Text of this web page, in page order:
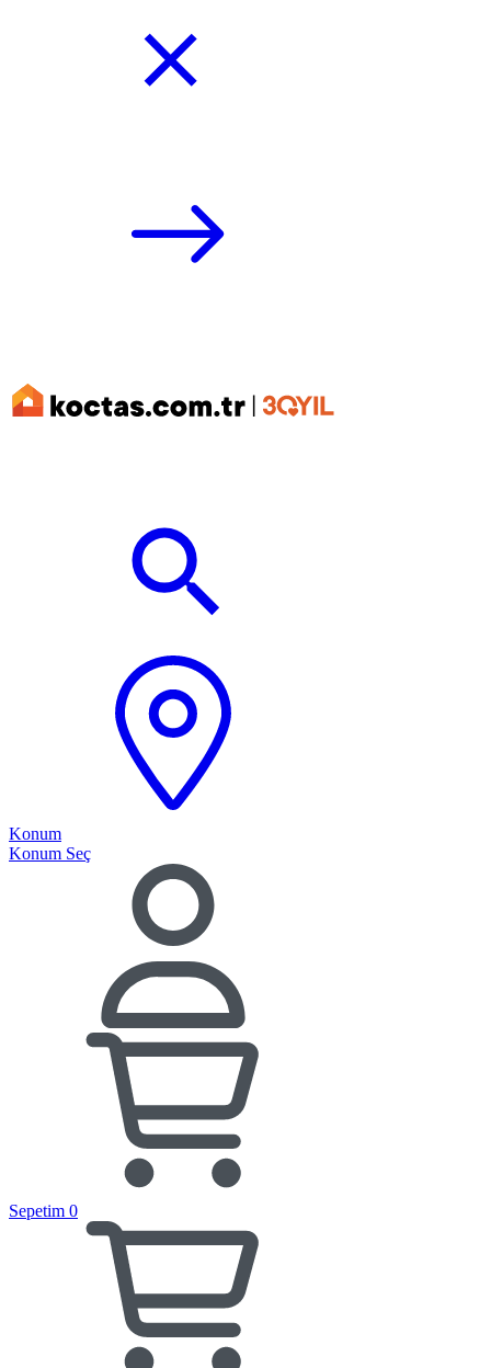
Konum
Konum Seç
Sepetim 0